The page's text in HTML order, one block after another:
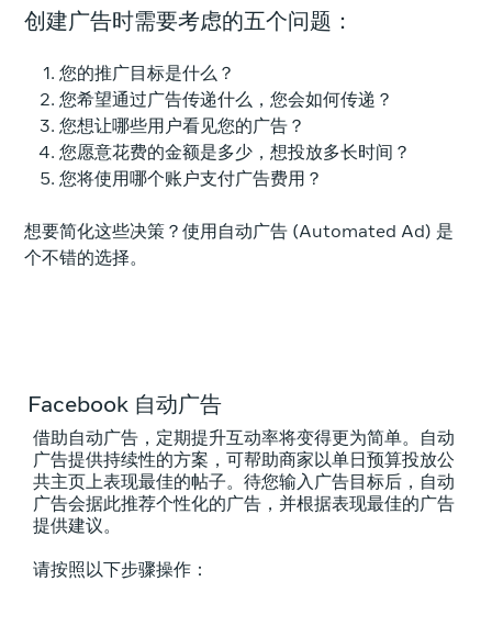
创建广告时需要考虑的五个问题：
您的推广目标是什么？
您希望通过广告传递什么，您会如何传递？
您想让哪些用户看见您的广告？
您愿意花费的金额是多少，想投放多长时间？
您将使用哪个账户支付广告费用？
想要简化这些决策？使用自动广告 (Automated Ad) 是
个不错的选择。
Facebook 自动广告
借助自动广告，定期提升互动率将变得更为简单。自动
广告提供持续性的方案，可帮助商家以单日预算投放公
共主页上表现最佳的帖子。待您输入广告目标后，自动
广告会据此推荐个性化的广告，并根据表现最佳的广告
提供建议。
请按照以下步骤操作：